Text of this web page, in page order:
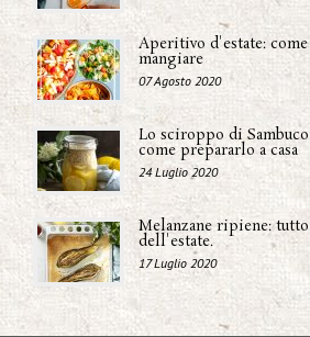
Aperitivo d'estate: come
mangiare
07 Agosto 2020
Lo sciroppo di
come prepararlo a casa
24 Luglio 2020
Melanzane ripiene:
dell'estate.
17 Luglio 2020